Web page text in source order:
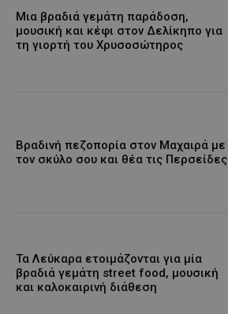
Μια βραδιά γεμάτη παράδοση,
μουσική και κέφι στον Δελίκηπο για
τη γιορτή του Χρυσοσώτηρος
Βραδινή πεζοπορία στον Μαχαιρά με
τον σκύλο σου και θέα τις Περσείδες
Τα Λεύκαρα ετοιμάζονται για μία
βραδιά γεμάτη street food, μουσική
και καλοκαιρινή διάθεση